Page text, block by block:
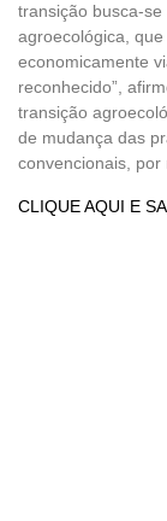
transição busca-
agroecológica,
economicamente
reconhecido”,
transição
de mudança das
convencionais, por
CLIQUE AQUI E